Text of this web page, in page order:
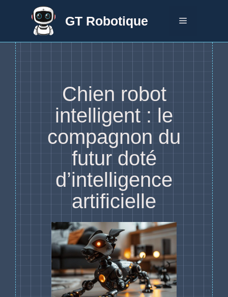
GT Robotique Menu
Chien robot
intelligent : le
compagnon du
futur doté
d’intelligence
artificielle